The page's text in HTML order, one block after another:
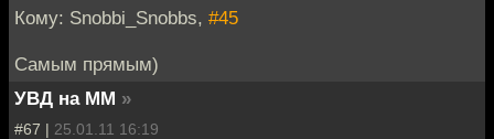
Кому: Snobbi_Snobbs, #45
Самым прямым)
УВД на ММ »
#67 | 25.01.11 16:19